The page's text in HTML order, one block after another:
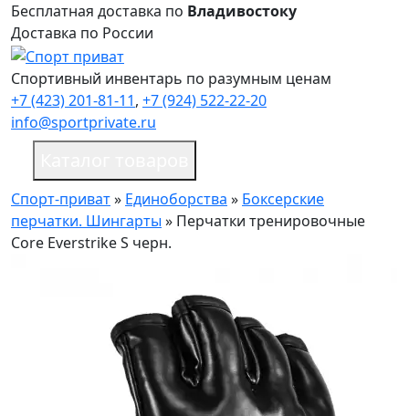
Бесплатная доставка по Владивостоку
Доставка по России
Спортивный инвентарь по разумным ценам
+7 (423) 201-81-11, +7 (924) 522-22-20
info@sportprivate.ru
Спорт-приват» Единоборства » Боксерские
перчатки. Шингарты » Перчатки тренировочные
Core Everstrike S черн.